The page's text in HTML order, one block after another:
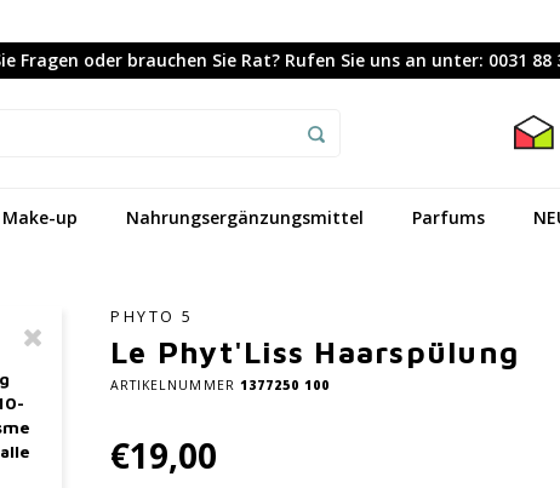
Fragen oder brauchen Sie Rat? Rufen Sie uns an unter: 0031
Make-up Nahrungsergänzungsmittel Parfums
PHYTO 5
Le Phyt'Liss Haarspülung
ARTIKELNUMMER 1377250 100
€19,00